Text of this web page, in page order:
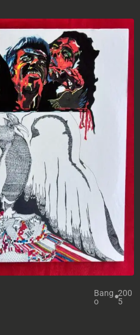
Bang
o
200
5